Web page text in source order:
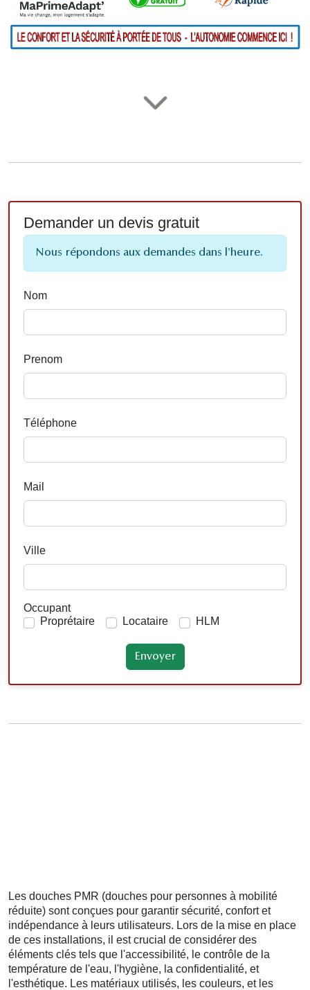
Demander un devis gratuit
Nous répondons aux demandes dans l'heure.
Nom
Prenom
Téléphone
Mail
Ville
Occupant
Proprétaire
Locataire HLM
Les douches PMR (douches pour personnes à mobilité
réduite) sont conçues pour garantir sécurité, confort et
indépendance à leurs utilisateurs. Lors de la mise en place
de ces installations, il est crucial de considérer des
éléments clés tels que l'accessibilité, le contrôle de la
température de l'eau, l'hygiène, la confidentialité, et
l'esthétique. Les matériaux utilisés, les couleurs, et les